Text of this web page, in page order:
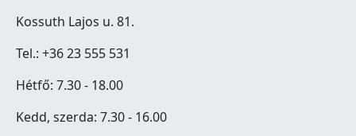
Kossuth Lajos u. 81.
Tel.: +36 23 555 531
Hétfő: 7.30 - 18.00
Kedd, szerda: 7.30 - 16.00